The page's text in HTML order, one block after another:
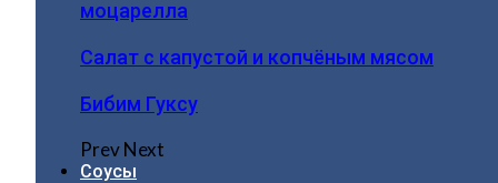
моцарелла
Салат с капустой и копчёным мясом
Бибим Гуксу
PrevNext
Соусы